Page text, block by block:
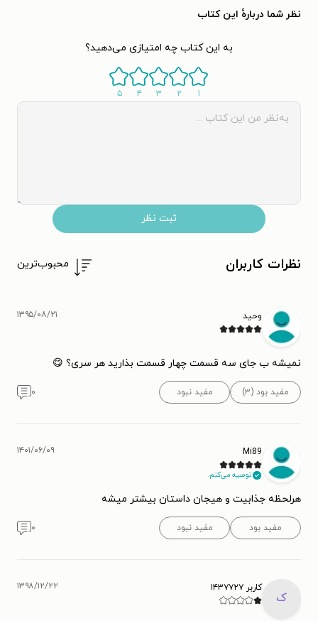
نظر شما دربارهٔ این کتاب
به این کتاب چه امتیازی می‌دهید؟
۱ ۲ ۳ ۴ ۵
ثبت نظر
نظرات کاربران محبوب‌ترین
وحید ۱۳۹۵/۰۸/۲۱
نمیشه ب جای سه قسمت چهار قسمت بذارید هر سری؟ 😋
مفید بود (۳) مفید نبود ۰
Mi89
توصیه می‌کنم.
۱۴۰۱/۰۶/۰۹
هرلحظه جذابیت و هیجان داستان بیشتر میشه
مفید بود مفید نبود ۰
ک
کاربر ۱۴۳۷۷۲۷ ۱۳۹۸/۱۲/۲۲